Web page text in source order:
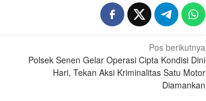
Pos berikutnya
Polsek Senen Gelar Operasi Cipta Kondisi Dini
Hari, Tekan Aksi Kriminalitas Satu Motor
Diamankan